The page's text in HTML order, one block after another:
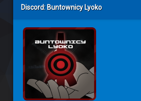
Discord: Buntownicy Lyoko